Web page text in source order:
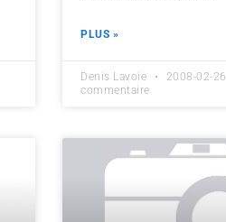
PLUS »
Denis Lavoie 2008-02-26
commentaire